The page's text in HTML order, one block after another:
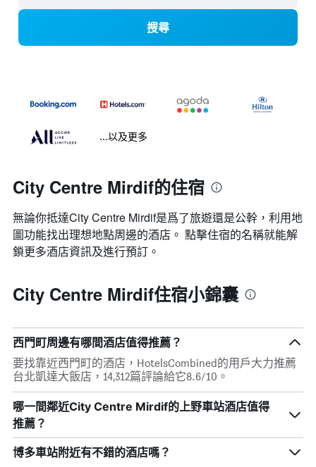
搜尋
...以及更多
City Centre Mirdif的住宿
無論你抵達City Centre Mirdif​是爲了旅遊還是公幹，利用地
圖功能找出理想地點周邊的酒店。 點擊住宿的名稱就能解
鎖更多酒店資訊及進行預訂。
City Centre Mirdif住宿小錦囊
西門町周邊有哪間酒店值得推薦？
要找靠近西門町的酒店，HotelsCombined的用戶大力推薦
台北凱達大飯店，14,312篇評論給它8.6/10。
哪一間鄰近City Centre Mirdif的上野車站酒店值得
推薦？
博多車站附近有不錯的酒店嗎？